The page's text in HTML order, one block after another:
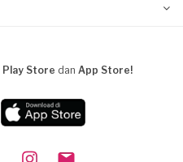
Play Store dan App Store!